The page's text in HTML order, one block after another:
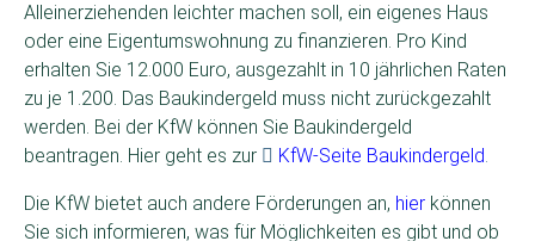
Allein­erziehenden leichter machen soll, ein eigenes Haus
oder eine Eigentums­wohnung zu finanzieren. Pro Kind
erhalten Sie 12.000 Euro, ausgezahlt in 10 jährlichen Raten
zu je 1.200. Das Baukindergeld muss nicht zurückgezahlt
werden. Bei der KfW können Sie Baukindergeld
beantragen. Hier geht es zur
KfW-Seite Baukindergeld.
Die KfW bietet auch andere Förderungen an, hier können
Sie sich informieren, was für Möglichkeiten es gibt und ob